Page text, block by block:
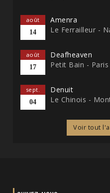
août
14
Amenra
Le Ferrailleur -
août
17
Deafheaven
Petit Bain - Paris
sept.
04
Denuit
Le Chinois -
Voir tout